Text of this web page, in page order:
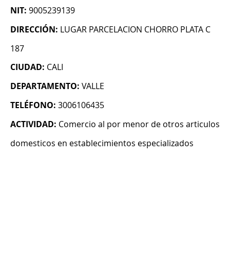
NIT: 9005239139
DIRECCIÓN: LUGAR PARCELACION CHORRO PLATA C
187
CIUDAD: CALI
DEPARTAMENTO: VALLE
TELÉFONO: 3006106435
ACTIVIDAD: Comercio al por menor de otros articulos
domesticos en establecimientos especializados